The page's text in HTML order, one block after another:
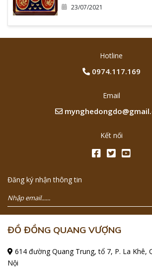
23/07/2021
Hotline
0974.117.169
Email
Kết nối
Đăng ký nhận thông tin
ĐỒ ĐỒNG QUANG VƯỢNG
614 đường Quang Trung, tổ 7, P. La Khê,
Nội